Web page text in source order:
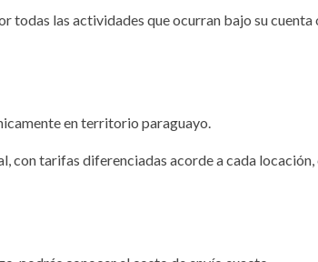
todas las actividades que ocurran bajo su cuenta
en territorio paraguayo.
con tarifas diferenciadas acorde a cada